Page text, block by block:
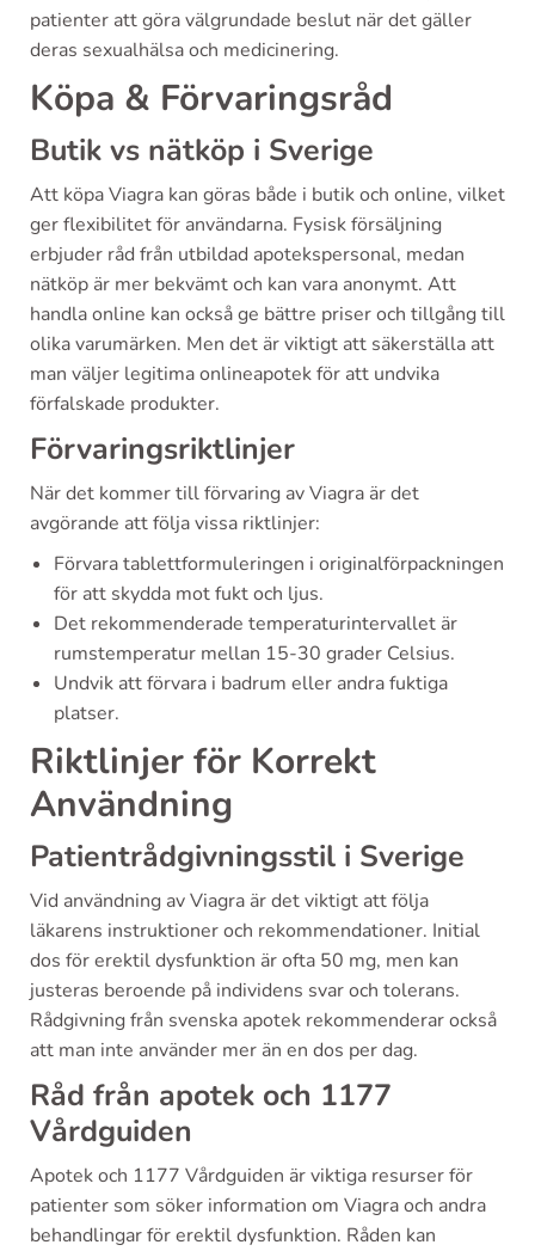
patienter att göra välgrundade beslut när det gäller
deras sexualhälsa och medicinering.
Köpa & Förvaringsråd
Butik vs nätköp i Sverige
Att köpa Viagra kan göras både i butik och online, vilket
ger flexibilitet för användarna. Fysisk försäljning
erbjuder råd från utbildad apotekspersonal, medan
nätköp är mer bekvämt och kan vara anonymt. Att
handla online kan också ge bättre priser och tillgång till
olika varumärken. Men det är viktigt att säkerställa att
man väljer legitima onlineapotek för att undvika
förfalskade produkter.
Förvaringsriktlinjer
När det kommer till förvaring av Viagra är det
avgörande att följa vissa riktlinjer:
Förvara tablettformuleringen i originalförpackningen
för att skydda mot fukt och ljus.
Det rekommenderade temperaturintervallet är
rumstemperatur mellan 15-30 grader Celsius.
Undvik att förvara i badrum eller andra fuktiga
platser.
Riktlinjer för Korrekt
Användning
Patientrådgivningsstil i Sverige
Vid användning av Viagra är det viktigt att följa
läkarens instruktioner och rekommendationer. Initial
dos för erektil dysfunktion är ofta 50 mg, men kan
justeras beroende på individens svar och tolerans.
Rådgivning från svenska apotek rekommenderar också
att man inte använder mer än en dos per dag.
Råd från apotek och 1177
Vårdguiden
Apotek och 1177 Vårdguiden är viktiga resurser för
patienter som söker information om Viagra och andra
behandlingar för erektil dysfunktion. Råden kan